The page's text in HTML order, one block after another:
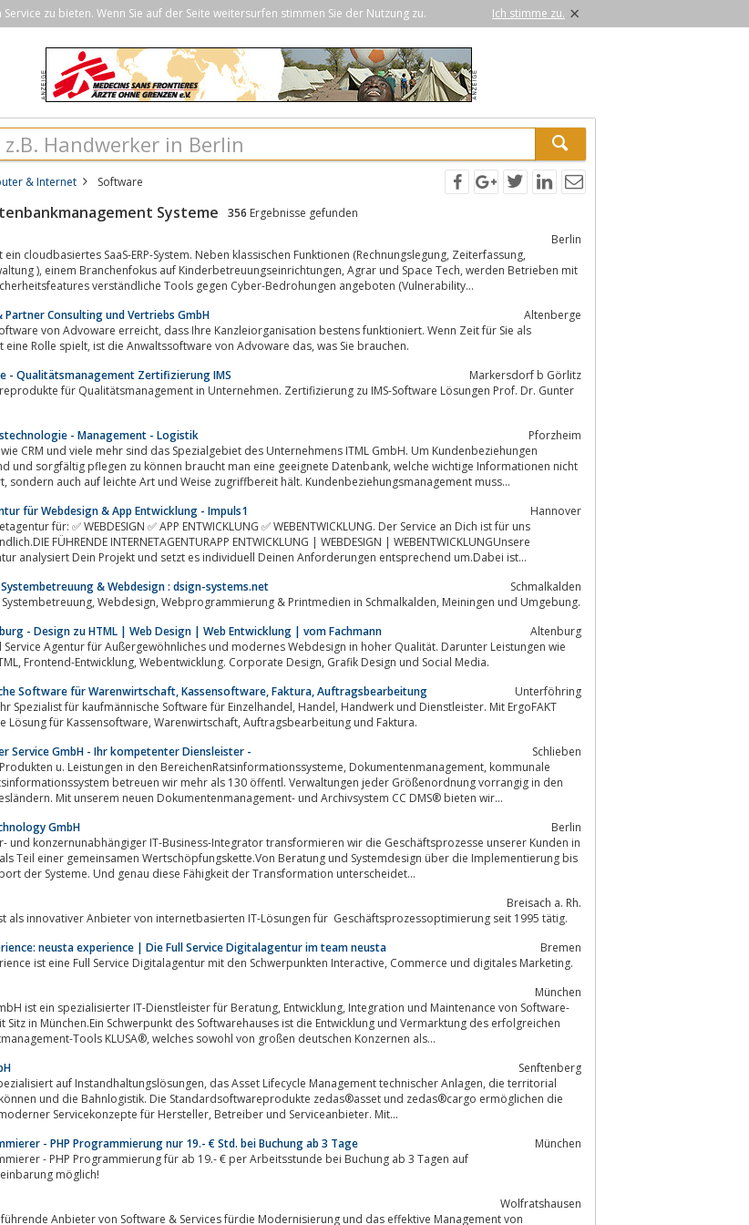
zu bieten. Wenn Sie auf der Seite weitersurfen stimmen Sie der Nutzung zu. Ich stimme zu. ×
& Internet Software
Systeme 356 Ergebnisse gefunden
Berlin
cloudbasiertes SaaS-ERP-System. Neben klassischen Funktionen (Rechnungslegung, Zeiterfassung,
Agrar und Space Tech, werden Betrieben mit
verständliche Tools gegen Cyber-Bedrohungen angeboten (Vulnerability...
Consulting und Vertriebs GmbH
Altenberge
erreicht, dass Ihre Kanzleiorganisation bestens funktioniert. Wenn Zeit für Sie als
Rechtsanwalt eine Rolle spielt, ist die Anwaltssoftware von Advoware das, was Sie brauchen.
- Qualitätsmanagement Zertifizierung IMS
Markersdorf b Görlitz
für Qualitätsmanagement in Unternehmen. Zertifizierung zu IMS-Software Lösungen Prof. Dr. Gunter
- Management - Logistik
Pforzheim
CRM und viele mehr sind das Spezialgebiet des Unternehmens ITML GmbH. Um Kundenbeziehungen
sorgfältig pflegen zu können braucht man eine geeignete Datenbank, welche wichtige Informationen nicht
nur speichert, sondern auch auf leichte Art und Weise zugriffbereit hält. Kundenbeziehungsmanagement muss...
für Webdesign & App Entwicklung - Impuls1
Hannover
für: ✅ WEBDESIGN ✅ APP ENTWICKLUNG ✅ WEBENTWICKLUNG. Der Service an Dich ist für uns
FÜHRENDE INTERNETAGENTURAPP ENTWICKLUNG | WEBDESIGN | WEBENTWICKLUNGUnsere
analysiert Dein Projekt und setzt es individuell Deinen Anforderungen entsprechend um.Dabei ist...
& Webdesign : dsign-systems.net
Schmalkalden
EDV-Service, Systembetreuung, Webdesign, Webprogrammierung & Printmedien in Schmalkalden, Meiningen und Umgebung.
- Design zu HTML | Web Design | Web Entwicklung | vom Fachmann
Altenburg
Service Agentur für Außergewöhnliches und modernes Webdesign in hoher Qualität. Darunter Leistungen wie
Design zu HTML, Frontend-Entwicklung, Webentwicklung. Corporate Design, Grafik Design und Social Media.
Software für Warenwirtschaft, Kassensoftware, Faktura, Auftragsbearbeitung
Unterföhring
bieten wir die Lösung für Kassensoftware, Warenwirtschaft, Auftragsbearbeitung und Faktura.
Service GmbH - Ihr kompetenter Diensleister -
Schlieben
u. Leistungen in den BereichenRatsinformationssysteme, Dokumentenmanagement, kommunale
betreuen wir mehr als 130 öffentl. Verwaltungen jeder Größenordnung vorrangig in den
Mit unserem neuen Dokumentenmanagement- und Archivsystem CC DMS® bieten wir...
GmbH
Berlin
und konzernunabhängiger IT-Business-Integrator transformieren wir die Geschäftsprozesse unserer Kunden in
Teil einer gemeinsamen Wertschöpfungskette.Von Beratung und Systemdesign über die Implementierung bis
der Systeme. Und genau diese Fähigkeit der Transformation unterscheidet...
Breisach a. Rh.
als innovativer Anbieter von internetbasierten IT-Lösungen für Geschäftsprozessoptimierung seit 1995 tätig.
neusta experience | Die Full Service Digitalagentur im team neusta
Bremen
neusta experience ist eine Full Service Digitalagentur mit den Schwerpunkten Interactive, Commerce und digitales Marketing.
München
spezialisierter IT-Dienstleister für Beratung, Entwicklung, Integration und Maintenance von Software-
Sitz in München.Ein Schwerpunkt des Softwarehauses ist die Entwicklung und Vermarktung des erfolgreichen
Multi-Projektmanagement-Tools KLUSA®, welches sowohl von großen deutschen Konzernen als...
Senftenberg
das Asset Lifecycle Management technischer Anlagen, die territorial
und die Bahnlogistik. Die Standardsoftwareprodukte zedas®asset und zedas®cargo ermöglichen die
Umsetzung moderner Servicekonzepte für Hersteller, Betreiber und Serviceanbieter. Mit...
- PHP Programmierung nur 19.- € Std. bei Buchung ab 3 Tage
München
- PHP Programmierung für ab 19.- € per Arbeitsstunde bei Buchung ab 3 Tagen auf
möglich!
Wolfratshausen
führende Anbieter von Software & Services fürdie Modernisierung und das effektive Management von